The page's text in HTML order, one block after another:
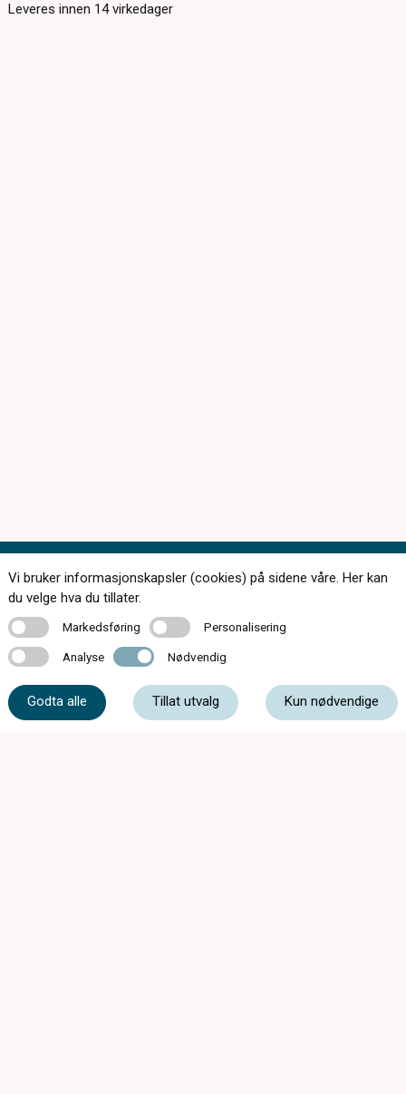
Leveres innen 14virkedager
Kontakt oss
Vi bruker informasjonskapsler (cookies) på sidene våre. Her kan
du velge hva du tillater.
MarkedsføringMarkedsføring PersonaliseringPersonalisering
Analyse Analyse Nødvendig Nødvendig
Godta alle Tillat utvalg Kun nødvendige